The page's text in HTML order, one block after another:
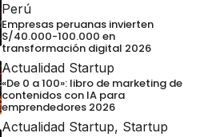
Perú
Empresas peruanas invierten
S/40.000-100.000 en
transformación digital 2026
Actualidad Startup
«De 0 a 100»: libro de marketing de
contenidos con IA para
emprendedores 2026
Actualidad Startup, Startup